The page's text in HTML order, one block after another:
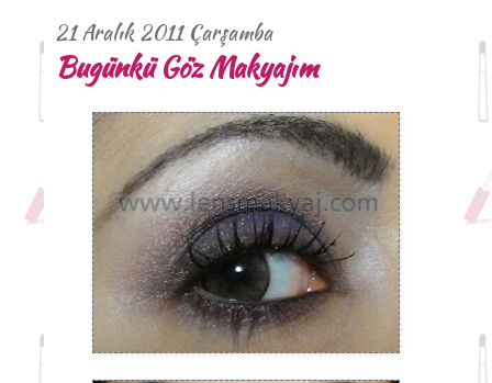
21 Aralık 2011 Çarşamba
Bugünkü Göz Makyajım